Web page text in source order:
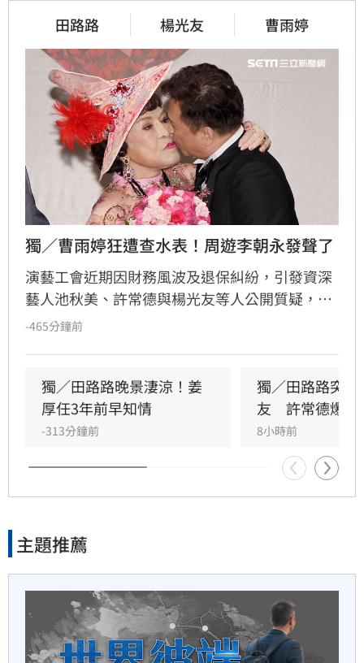
熊霓老爸超狂　帶隊友吃鍋被
封國民岳父
19分鐘前
車內強吻女星！知名經紀人硬
辯又沒伸舌頭
22分鐘前
白海豚影響尚未解除！新北累
計逾百件災情
26分鐘前
死亡對撞！貨車疑疲勞跨線
毒品快篩陽性
KISS OF LIFE NATTY放話：今
工程行老闆掉地基坑　挖土機
下土石活埋他
43分鐘前
田路路 楊光友 曹雨婷
獨／曹雨婷狂遭查水表！周遊李朝永發聲了
演藝工會近期因財務風波及退保糾紛，引發資深
藝人池秋美、許常德與楊光友等人公開質疑，要
求理事長曹雨婷透明化帳務。面對演藝圈內部的
的「明星演唱團」，致力於幫助資深藝人透過表
演強身健體、排解孤獨，讓長輩們能在舞台上找
到心靈寄託。
-465分鐘前
獨／田路路晚景淒涼！姜
厚任3年前早知情
-313分鐘前
獨／田路路突
友　許常德爆內
8小時前
主題推薦